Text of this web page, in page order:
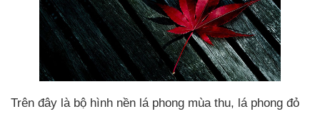
Trên đây là bộ hình nền lá phong mùa thu, lá phong đỏ